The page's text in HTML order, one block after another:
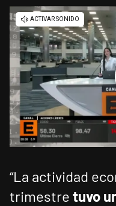
“La actividad
trimestre tuvo